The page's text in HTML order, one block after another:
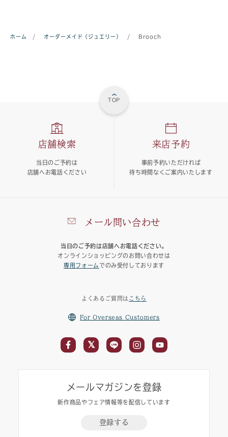
ホーム / オーダーメイド（ジュエリー） / Brooch
TOP
メール問い合わせ
当日のご予約は店舗へお電話ください。
オンラインショッピングのお問い合わせは
専用フォーム でのみ受付しております
店舗検索
当日のご予約は
店舗へお電話ください
来店予約
事前予約いただければ
待ち時間なくご案内いたします
よくあるご質問は こちら
For Overseas Customers
メールマガジンを登録
新作商品やフェア情報等を配信しています
登録する